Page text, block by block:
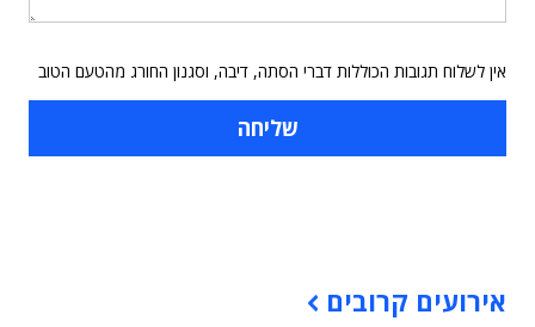
אין לשלוח תגובות הכוללות דברי הסתה, דיבה, וסגנון החורג מהטעם הטוב
אירועים קרובים